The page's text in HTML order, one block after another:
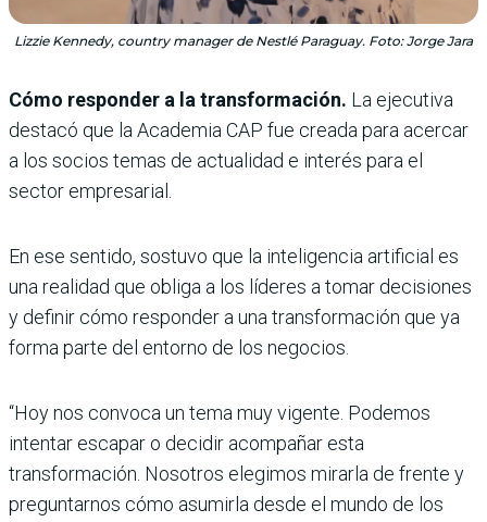
Lizzie Kennedy, country manager de Nestlé Paraguay. Foto: Jorge Jara
Cómo responder a la transformación. La ejecutiva
destacó que la Academia CAP fue creada para acercar
a los socios temas de actualidad e interés para el
sector empresarial.
En ese sentido, sostuvo que la inteligencia artificial es
una realidad que obliga a los líderes a tomar decisiones
y definir cómo responder a una transformación que ya
forma parte del entorno de los negocios.
“Hoy nos convoca un tema muy vigente. Podemos
intentar escapar o decidir acompañar esta
transformación. Nosotros elegimos mirarla de frente y
preguntarnos cómo asumirla desde el mundo de los